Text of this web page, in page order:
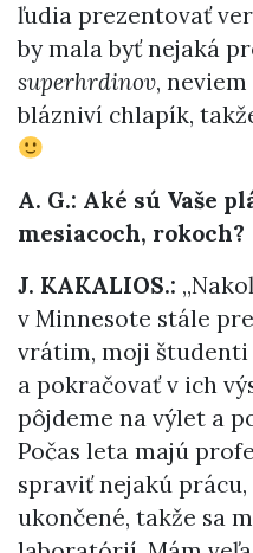
ľudia prezentovať
by mala byť nejaká
superhrdinov,
blázniví chlapík,
A. G.: Aké sú Vaše
mesiacoch, rokoch?
J. KAKALIOS.:
v Minnesote stále
vrátim, moji
a pokračovať v ich
pôjdeme na výlet a
Počas leta majú
spraviť nejakú
ukončené, takže sa